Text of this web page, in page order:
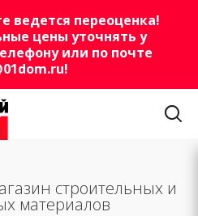
ведется переоценка!
цены уточнять у
или по почте
!
строительных и
материалов